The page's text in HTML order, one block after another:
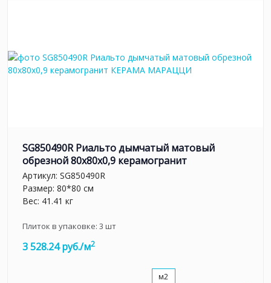
SG850490R Риальто дымчатый матовый
обрезной 80x80x0,9 керамогранит
Артикул: SG850490R
Размер: 80*80 см
Вес: 41.41 кг
Плиток в упаковке: 3 шт
3 528.24 руб./м2
м2